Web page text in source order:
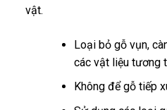
vật.
Loại bỏ gỗ vụn,
các vật liệu tương
Không để gỗ tiếp